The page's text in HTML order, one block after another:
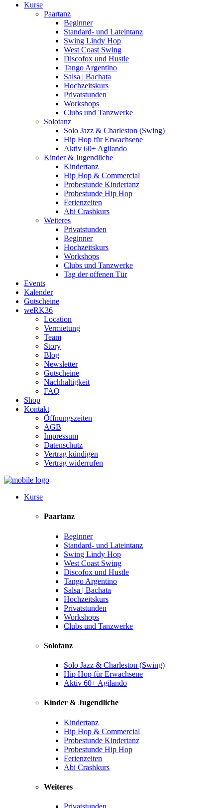
Kurse
Paartanz
Beginner
Standard- und Lateintanz
Swing Lindy Hop
West Coast Swing
Discofox und Hustle
Tango Argentino
Salsa | Bachata
Hochzeitskurs
Privatstunden
Workshops
Clubs und Tanzwerke
Solotanz
Solo Jazz & Charleston (Swing)
Hip Hop für Erwachsene
Aktiv 60+ Agilando
Kinder & Jugendliche
Kindertanz
Hip Hop & Commercial
Probestunde Kindertanz
Probestunde Hip Hop
Ferienzeiten
Abi Crashkurs
Weiteres
Privatstunden
Beginner
Hochzeitskurs
Workshops
Clubs und Tanzwerke
Tag der offenen Tür
Events
Kalender
Gutscheine
weRK36
Location
Vermietung
Team
Story
Blog
Newsletter
Gutscheine
Nachhaltigkeit
FAQ
Shop
Kontakt
Öffnungszeiten
AGB
Impressum
Datenschutz
Vertrag kündigen
Vertrag widerrufen
Kurse
Paartanz
Beginner
Standard- und Lateintanz
Swing Lindy Hop
West Coast Swing
Discofox und Hustle
Tango Argentino
Salsa | Bachata
Hochzeitskurs
Privatstunden
Workshops
Clubs und Tanzwerke
Solotanz
Solo Jazz & Charleston (Swing)
Hip Hop für Erwachsene
Aktiv 60+ Agilando
Kinder & Jugendliche
Kindertanz
Hip Hop & Commercial
Probestunde Kindertanz
Probestunde Hip Hop
Ferienzeiten
Abi Crashkurs
Weiteres